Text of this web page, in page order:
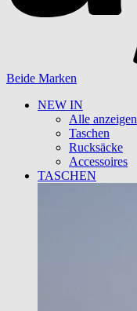
Beide Marken
NEW IN
Alle anzeigen
Taschen
Rucksäcke
Accessoires
TASCHEN